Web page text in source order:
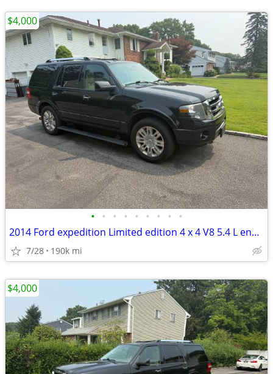
• • • • • • • • •
2014 Ford expedition Limited edition 4 x 4 V8 5.4 L engine
7/28 190k mi
$4,000
$4,000